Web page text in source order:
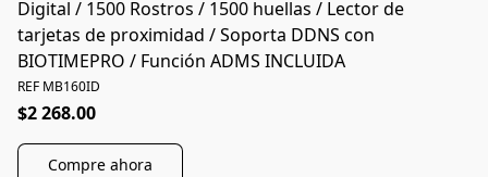
Digital / 1500 Rostros / 1500 huellas / Lector de
tarjetas de proximidad / Soporta DDNS con
BIOTIMEPRO / Función ADMS INCLUIDA
REF MB160ID
$2 268.00
Compre ahora